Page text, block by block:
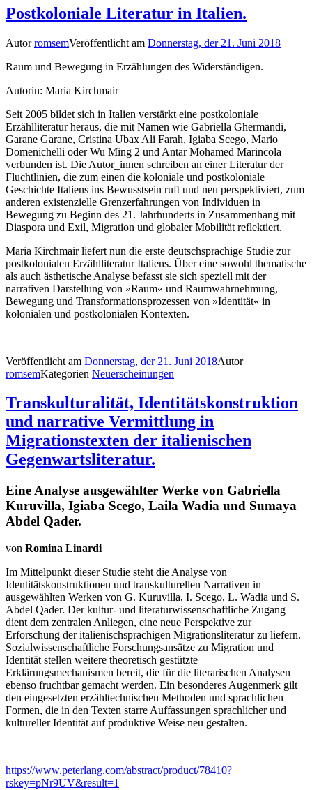
Postkoloniale Literatur in Italien.
AutorromsemVeröffentlicht am Donnerstag, der 21. Juni 2018
Raum und Bewegung in Erzählungen des Widerständigen.
Autorin: Maria Kirchmair
Seit 2005 bildet sich in Italien verstärkt eine postkoloniale
Erzählliteratur heraus, die mit Namen wie Gabriella Ghermandi,
Garane Garane, Cristina Ubax Ali Farah, Igiaba Scego, Mario
Domenichelli oder Wu Ming 2 und Antar Mohamed Marincola
verbunden ist. Die Autor_innen schreiben an einer Literatur der
Fluchtlinien, die zum einen die koloniale und postkoloniale
Geschichte Italiens ins Bewusstsein ruft und neu perspektiviert, zum
anderen existenzielle Grenzerfahrungen von Individuen in
Bewegung zu Beginn des 21. Jahrhunderts in Zusammenhang mit
Diaspora und Exil, Migration und globaler Mobilität reflektiert.
Maria Kirchmair liefert nun die erste deutschsprachige Studie zur
postkolonialen Erzählliteratur Italiens. Über eine sowohl thematische
als auch ästhetische Analyse befasst sie sich speziell mit der
narrativen Darstellung von »Raum« und Raumwahrnehmung,
Bewegung und Transformationsprozessen von »Identität« in
kolonialen und postkolonialen Kontexten.
Veröffentlicht am Donnerstag, der 21. Juni 2018Autor
romsemKategorien Neuerscheinungen
Transkulturalität, Identitätskonstruktion
und narrative Vermittlung in
Migrationstexten der italienischen
Gegenwartsliteratur.
Eine Analyse ausgewählter Werke von Gabriella
Kuruvilla, Igiaba Scego, Laila Wadia und Sumaya
Abdel Qader.
von Romina Linardi
Im Mittelpunkt dieser Studie steht die Analyse von
Identitätskonstruktionen und transkulturellen Narrativen in
ausgewählten Werken von G. Kuruvilla, I. Scego, L. Wadia und S.
Abdel Qader. Der kultur- und literaturwissenschaftliche Zugang
dient dem zentralen Anliegen, eine neue Perspektive zur
Erforschung der italienischsprachigen Migrationsliteratur zu liefern.
Sozialwissenschaftliche Forschungsansätze zu Migration und
Identität stellen weitere theoretisch gestützte
Erklärungsmechanismen bereit, die für die literarischen Analysen
ebenso fruchtbar gemacht werden. Ein besonderes Augenmerk gilt
den eingesetzten erzähltechnischen Methoden und sprachlichen
Formen, die in den Texten starre Auffassungen sprachlicher und
kultureller Identität auf produktive Weise neu gestalten.
https://www.peterlang.com/abstract/product/78410?
rskey=pNr9UV&result=1